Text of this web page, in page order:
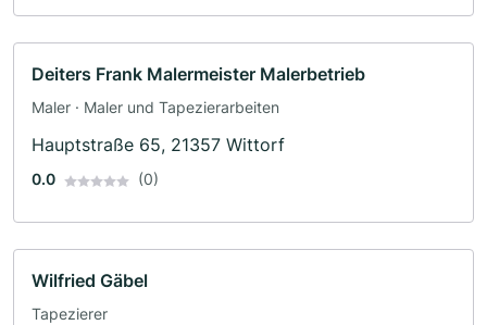
Deiters Frank Malermeister Malerbetrieb
Maler · Maler und Tapezierarbeiten
Hauptstraße 65, 21357 Wittorf
0.0 (0)
Wilfried Gäbel
Tapezierer